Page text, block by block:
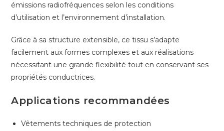
émissions radiofréquences selon les conditions
d’utilisation et l’environnement d’installation.
Grâce à sa structure extensible, ce tissu s’adapte
facilement aux formes complexes et aux réalisations
nécessitant une grande flexibilité tout en conservant ses
propriétés conductrices.
Applications recommandées
Vêtements techniques de protection